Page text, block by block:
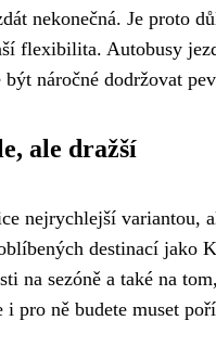
nekonečná. Je proto
flexibilita. Autobusy
náročné dodržovat
ale dražší
nejrychlejší variantou,
destinací jako
na sezóně a také na
i pro ně budete muset